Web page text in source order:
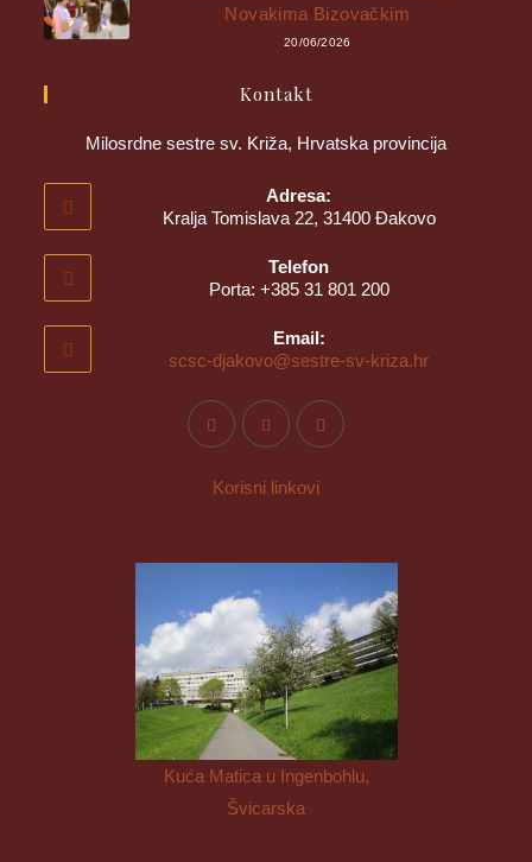
Novakima Bizovačkim
20/06/2026
Kontakt
Milosrdne sestre sv. Križa, Hrvatska provincija
Adresa:
Kralja Tomislava 22, 31400 Đakovo
Telefon
Porta: +385 31 801 200
Email:
scsc-djakovo@sestre-sv-kriza.hr
Korisni linkovi
Kuća Matica u Ingenbohlu,
Švicarska